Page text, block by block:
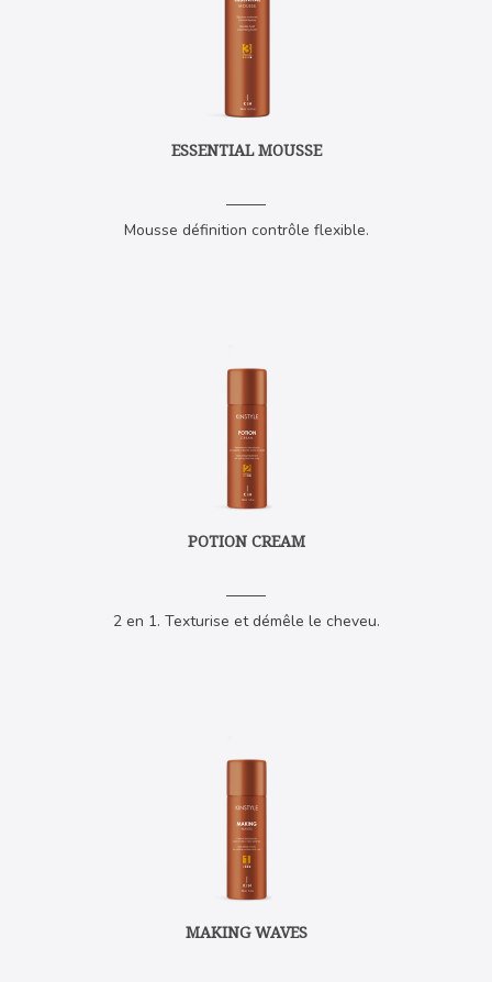
ESSENTIAL MOUSSE
Mousse définition contrôle flexible.
POTION CREAM
2 en 1. Texturise et démêle le cheveu.
MAKING WAVES